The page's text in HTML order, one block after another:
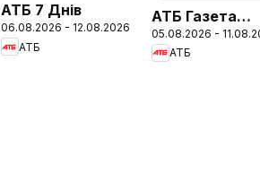
АТБ 7 Днів
06.08.2026 - 12.08.2026
АТБ
АТБ Газета
економія 2
версия
05.08.2026 -
АТБ